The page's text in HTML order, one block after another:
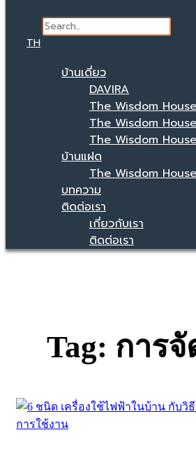
TH
บ้านเดี่ยว
DAVIRA
The Wisdom
The Wisdom
The Wisdom
บ้านแฝด
The Wisdom
บทความ
ติดต่อเรา
เกี่ยวกับเรา
ติดต่อเรา
Tag: การ